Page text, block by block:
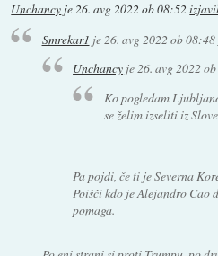
Unchancy je26. avg 2022 ob 08:52
Smrekar1 je 26. avg 2022 ob 08:48
Unchancy je26. avg 2022
Ko pogledam
se želim izseliti iz
Pa pojdi, če ti je Severna
Poišči kdo je Alejandro Cao
pomaga.